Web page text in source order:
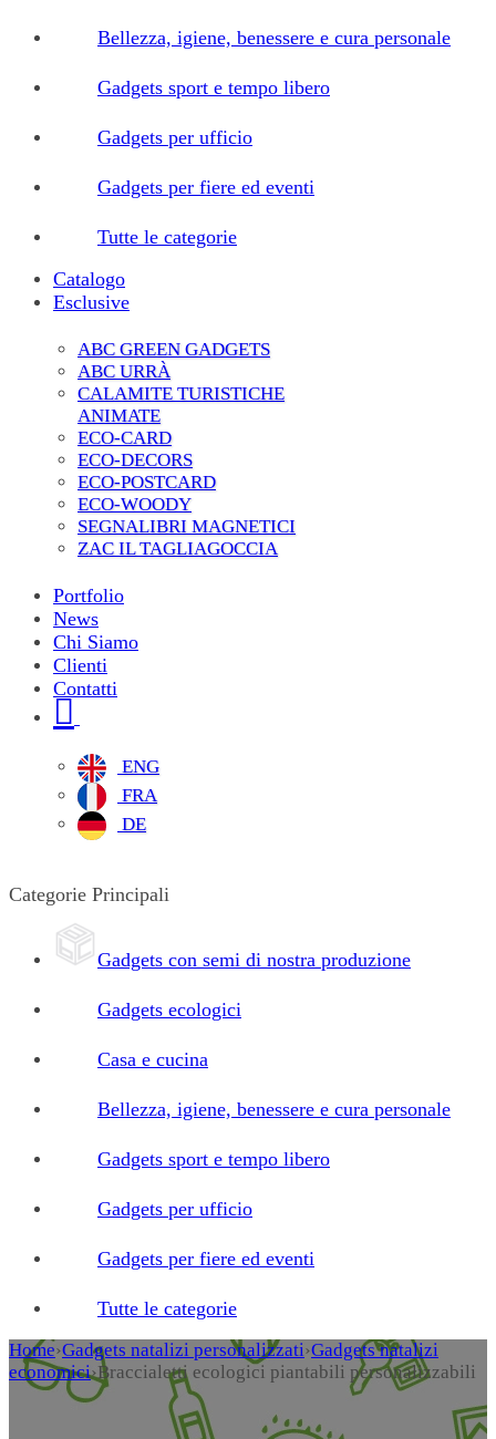
Bellezza, igiene, benessere e cura personale
Gadgets sport e tempo libero
Gadgets per ufficio
Gadgets per fiere ed eventi
Tutte le categorie
Catalogo
Esclusive
ABC GREEN GADGETS
ABC URRÀ
CALAMITE TURISTICHE
ANIMATE
ECO-CARD
ECO-DECORS
ECO-POSTCARD
ECO-WOODY
SEGNALIBRI MAGNETICI
ZAC IL TAGLIAGOCCIA
Portfolio
News
Chi Siamo
Clienti
Contatti
ENG
FRA
DE
Categorie Principali
Gadgets con semi di nostra produzione
Gadgets ecologici
Casa e cucina
Bellezza, igiene, benessere e cura personale
Gadgets sport e tempo libero
Gadgets per ufficio
Gadgets per fiere ed eventi
Tutte le categorie
Home›Gadgets natalizi personalizzati›Gadgets natalizi
economici›Braccialetti ecologici piantabili personalizzabili